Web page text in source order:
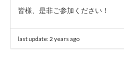
皆様、是非ご参加ください！
last update:2 years ago